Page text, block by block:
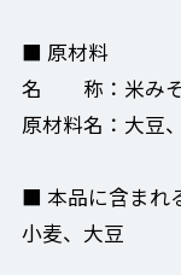
■ 原材料
名 称：米み
原材料名：大豆
■ 本品に含まれ
小麦、大豆